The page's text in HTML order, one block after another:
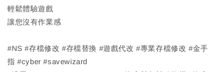
輕鬆體驗遊戲
讓您沒有作業感
#NS #存檔修改 #存檔替換 #遊戲代改 #專業存檔修改 #金手
指 #cyber #savewizard